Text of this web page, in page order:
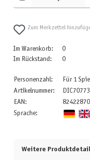
Zum Merkzettel
Im Warenkorb:
0
Im Rückstand:
0
Personenzahl:
Für 1
Artikelnummer:
DIC70773
EAN:
Sprache:
Weitere